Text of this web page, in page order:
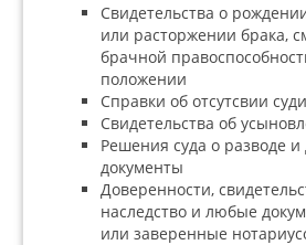
Свидетельства о
или расторжении брака,
брачной
положении
Справки об отсутсвии
Свидетельства об
Решения суда о разводе и
документы
Доверенности,
наследство и любые
или заверенные